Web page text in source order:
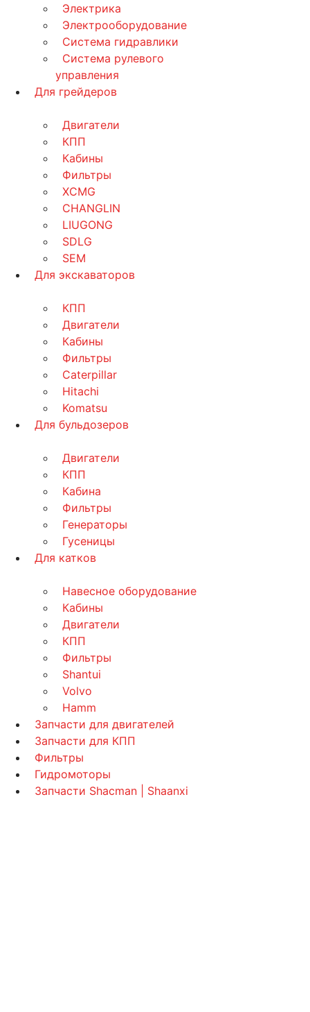
Электрика
Электрооборудование
Система гидравлики
Система рулевого
управления
Для грейдеров
Двигатели
КПП
Кабины
Фильтры
XCMG
CHANGLIN
LIUGONG
SDLG
SEM
Для экскаваторов
КПП
Двигатели
Кабины
Фильтры
Caterpillar
Hitachi
Komatsu
Для бульдозеров
Двигатели
КПП
Кабина
Фильтры
Генераторы
Гусеницы
Для катков
Навесное оборудование
Кабины
Двигатели
КПП
Фильтры
Shantui
Volvo
Hamm
Запчасти для двигателей
Запчасти для КПП
Фильтры
Гидромоторы
Запчасти Shacman | Shaanxi